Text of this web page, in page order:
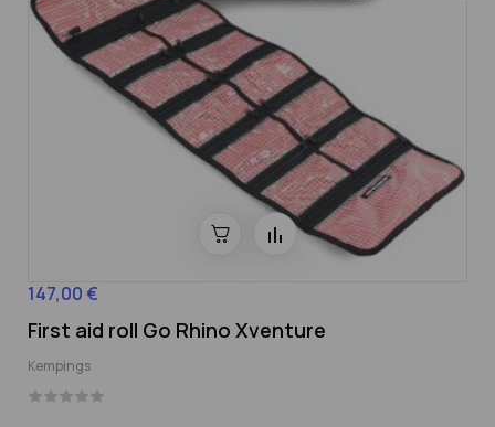
Cena
147,00 €
First aid roll Go Rhino Xventure
Kempings
‹